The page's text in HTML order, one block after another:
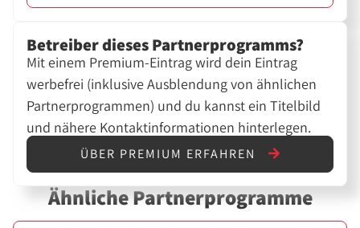
Betreiber dieses Partnerprogramms?
Mit einem Premium-Eintrag wird dein Eintrag
werbefrei (inklusive Ausblendung von ähnlichen
Partnerprogrammen) und du kannst ein Titelbild
und nähere Kontaktinformationen hinterlegen.
ÜBER PREMIUM ERFAHREN
Ähnliche Partnerprogramme